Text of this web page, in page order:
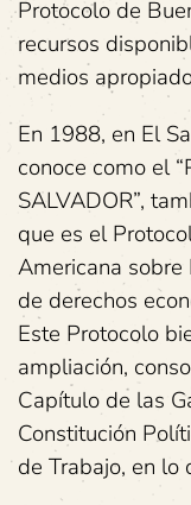
Protocolo de
recursos
medios
En 1988, en El
conoce como el
SALVADOR”,
que es el
Americana
de derechos
Este Protocolo
ampliación,
Capítulo de las
Constitución
de Trabajo, en lo